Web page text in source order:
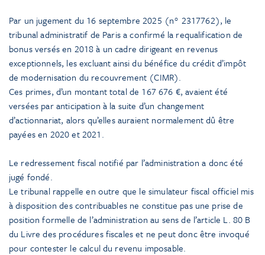
Par un jugement du 16 septembre 2025 (n° 2317762), le
tribunal administratif de Paris a confirmé la requalification de
bonus versés en 2018 à un cadre dirigeant en revenus
exceptionnels, les excluant ainsi du bénéfice du crédit d’impôt
de modernisation du recouvrement (CIMR).
Ces primes, d’un montant total de 167 676 €, avaient été
versées par anticipation à la suite d’un changement
d’actionnariat, alors qu’elles auraient normalement dû être
payées en 2020 et 2021.
Le redressement fiscal notifié par l’administration a donc été
jugé fondé.
Le tribunal rappelle en outre que le simulateur fiscal officiel mis
à disposition des contribuables ne constitue pas une prise de
position formelle de l’administration au sens de l’article L. 80 B
du Livre des procédures fiscales et ne peut donc être invoqué
pour contester le calcul du revenu imposable.